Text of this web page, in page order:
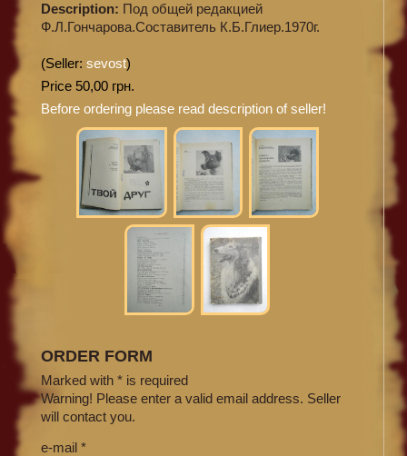
Description: Под общей редакцией
Ф.Л.Гончарова.Составитель К.Б.Глиер.1970г.
(Seller: sevost)
Price 50,00 грн.
Before ordering please read description of seller!
ORDER FORM
Marked with * is required
Warning! Please enter a valid email address. Seller
will contact you.
e-mail *